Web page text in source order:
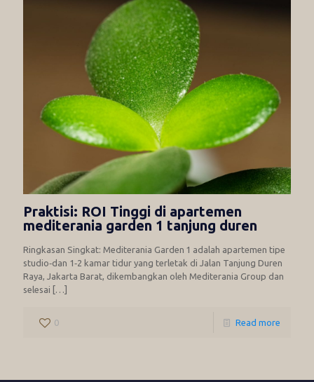
Praktisi: ROI Tinggi di apartemen
mediterania garden 1 tanjung duren
Ringkasan Singkat: Mediterania Garden 1 adalah apartemen tipe
studio‑dan 1‑2 kamar tidur yang terletak di Jalan Tanjung Duren
Raya, Jakarta Barat, dikembangkan oleh Mediterania Group dan
selesai […]
0 Read more